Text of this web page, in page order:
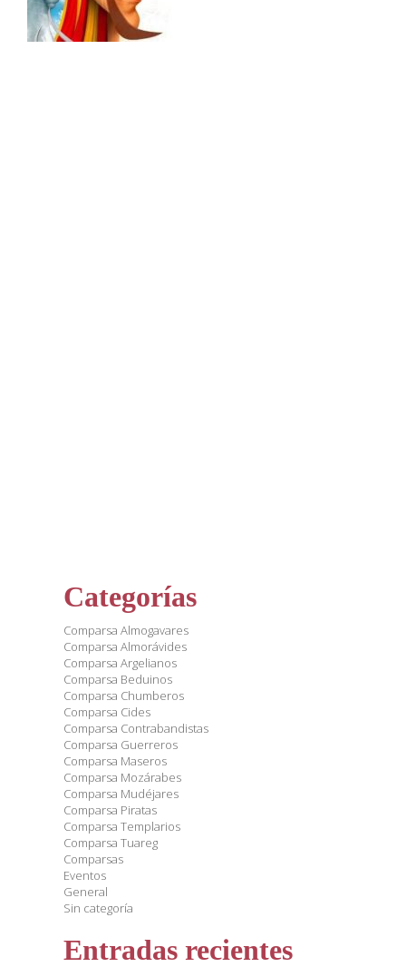
Categorías
Comparsa Almogavares
Comparsa Almorávides
Comparsa Argelianos
Comparsa Beduinos
Comparsa Chumberos
Comparsa Cides
Comparsa Contrabandistas
Comparsa Guerreros
Comparsa Maseros
Comparsa Mozárabes
Comparsa Mudéjares
Comparsa Piratas
Comparsa Templarios
Comparsa Tuareg
Comparsas
Eventos
General
Sin categoría
Entradas recientes